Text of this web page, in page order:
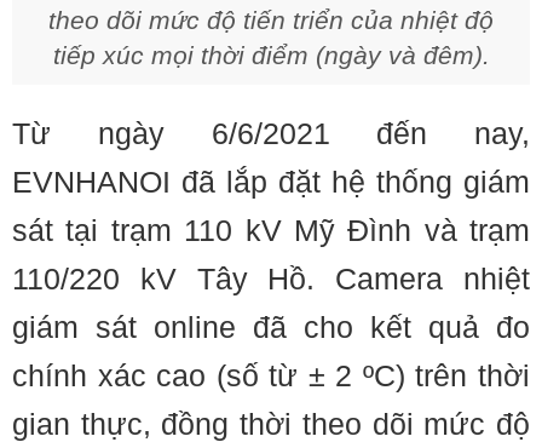
theo dõi mức độ tiến triển của nhiệt độ
tiếp xúc mọi thời điểm (ngày và đêm).
Từ ngày 6/6/2021 đến nay,
EVNHANOI đã lắp đặt hệ thống giám
sát tại trạm 110 kV Mỹ Đình và trạm
110/220 kV Tây Hồ. Camera nhiệt
giám sát online đã cho kết quả đo
chính xác cao (số từ ± 2 ºC) trên thời
gian thực, đồng thời theo dõi mức độ